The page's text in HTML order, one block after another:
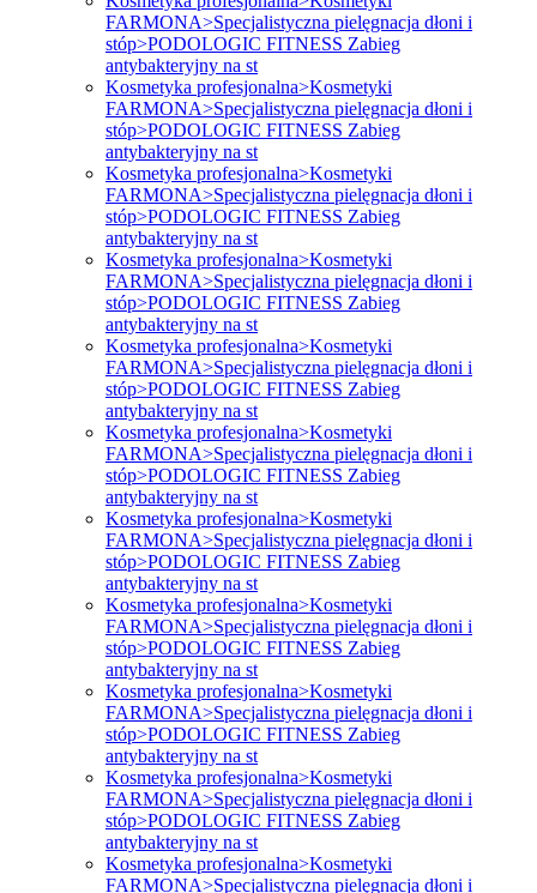
FARMONA>Specjalistyczna pielęgnacja dłoni i
stóp>PODOLOGIC FITNESS Zabieg
antybakteryjny na st
Kosmetyka profesjonalna>Kosmetyki
FARMONA>Specjalistyczna pielęgnacja dłoni i
stóp>PODOLOGIC FITNESS Zabieg
antybakteryjny na st
Kosmetyka profesjonalna>Kosmetyki
FARMONA>Specjalistyczna pielęgnacja dłoni i
stóp>PODOLOGIC FITNESS Zabieg
antybakteryjny na st
Kosmetyka profesjonalna>Kosmetyki
FARMONA>Specjalistyczna pielęgnacja dłoni i
stóp>PODOLOGIC FITNESS Zabieg
antybakteryjny na st
Kosmetyka profesjonalna>Kosmetyki
FARMONA>Specjalistyczna pielęgnacja dłoni i
stóp>PODOLOGIC FITNESS Zabieg
antybakteryjny na st
Kosmetyka profesjonalna>Kosmetyki
FARMONA>Specjalistyczna pielęgnacja dłoni i
stóp>PODOLOGIC FITNESS Zabieg
antybakteryjny na st
Kosmetyka profesjonalna>Kosmetyki
FARMONA>Specjalistyczna pielęgnacja dłoni i
stóp>PODOLOGIC FITNESS Zabieg
antybakteryjny na st
Kosmetyka profesjonalna>Kosmetyki
FARMONA>Specjalistyczna pielęgnacja dłoni i
stóp>PODOLOGIC FITNESS Zabieg
antybakteryjny na st
Kosmetyka profesjonalna>Kosmetyki
FARMONA>Specjalistyczna pielęgnacja dłoni i
stóp>PODOLOGIC FITNESS Zabieg
antybakteryjny na st
Kosmetyka profesjonalna>Kosmetyki
FARMONA>Specjalistyczna pielęgnacja dłoni i
stóp>PODOLOGIC FITNESS Zabieg
antybakteryjny na st
Kosmetyka profesjonalna>Kosmetyki
FARMONA>Specjalistyczna pielęgnacja dłoni i